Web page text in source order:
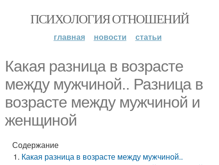
ПСИХОЛОГИЯ ОТНОШЕНИЙ
главная новости статьи
Какая разница в возрасте
между мужчиной.. Разница в
возрасте между мужчиной и
женщиной
Содержание
Какая разница в возрасте между мужчиной..